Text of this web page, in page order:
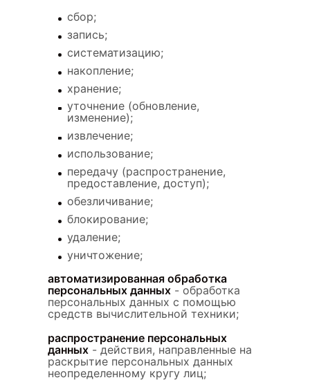
сбор;
запись;
систематизацию;
накопление;
хранение;
уточнение (обновление,
изменение);
извлечение;
использование;
передачу (распространение,
предоставление, доступ);
обезличивание;
блокирование;
удаление;
уничтожение;
автоматизированная обработка
персональных данных - обработка
персональных данных с помощью
средств вычислительной техники;
распространение персональных
данных - действия, направленные на
раскрытие персональных данных
неопределенному кругу лиц;